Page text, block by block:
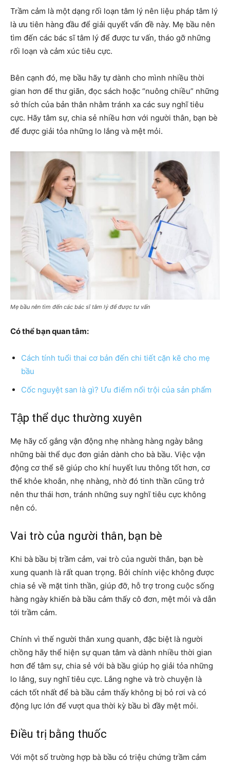
Trầm cảm là một dạng rối loạn tâm lý nên liệu pháp tâm lý
là ưu tiên hàng đầu để giải quyết vấn đề này. Mẹ bầu nên
tìm đến các bác sĩ tâm lý để được tư vấn, tháo gỡ những
rối loạn và cảm xúc tiêu cực.
Bên cạnh đó, mẹ bầu hãy tự dành cho mình nhiều thời
gian hơn để thư giãn, đọc sách hoặc “nuông chiều” những
sở thích của bản thân nhằm tránh xa các suy nghĩ tiêu
cực. Hãy tâm sự, chia sẻ nhiều hơn với người thân, bạn bè
để được giải tỏa những lo lắng và mệt mỏi.
Mẹ bầu nên tìm đến các bác sĩ tâm lý để được tư vấn
Có thể bạn quan tâm:
Cách tính tuổi thai cơ bản đến chi tiết cặn kẽ cho mẹ
bầu
Cốc nguyệt san là gì? Ưu điểm nổi trội của sản phẩm
Tập thể dục thường xuyên
Mẹ hãy cố gắng vận động nhẹ nhàng hàng ngày bằng
những bài thể dục đơn giản dành cho bà bầu. Việc vận
động cơ thể sẽ giúp cho khí huyết lưu thông tốt hơn, cơ
thể khỏe khoắn, nhẹ nhàng, nhờ đó tinh thần cũng trở
nên thư thái hơn, tránh những suy nghĩ tiêu cực không
nên có.
Vai trò của người thân, bạn bè
Khi bà bầu bị trầm cảm, vai trò của người thân, bạn bè
xung quanh là rất quan trọng. Bởi chính việc không được
chia sẻ về mặt tinh thần, giúp đỡ, hỗ trợ trong cuộc sống
hàng ngày khiến bà bầu cảm thấy cô đơn, mệt mỏi và dẫn
tới trầm cảm.
Chính vì thế người thân xung quanh, đặc biệt là người
chồng hãy thể hiện sự quan tâm và dành nhiều thời gian
hơn để tâm sự, chia sẻ với bà bầu giúp họ giải tỏa những
lo lắng, suy nghĩ tiêu cực. Lắng nghe và trò chuyện là
cách tốt nhất để bà bầu cảm thấy không bị bỏ rơi và có
động lực lớn để vượt qua thời kỳ bầu bì đầy mệt mỏi.
Điều trị bằng thuốc
Với một số trường hợp bà bầu có triệu chứng trầm cảm